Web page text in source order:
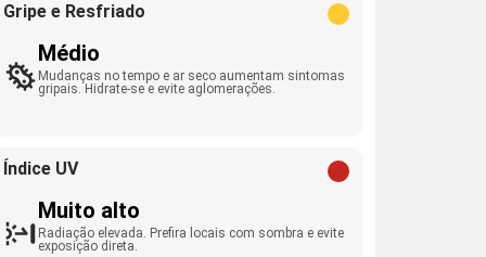
Gripe e Resfriado
Médio
Mudanças no tempo e ar seco aumentam sintomas
gripais. Hidrate-se e evite aglomerações.
Índice UV
Muito alto
Radiação elevada. Prefira locais com sombra e evite
exposição direta.